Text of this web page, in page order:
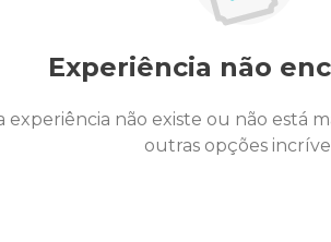
Experiência não
experiência não existe ou não está
outras opções